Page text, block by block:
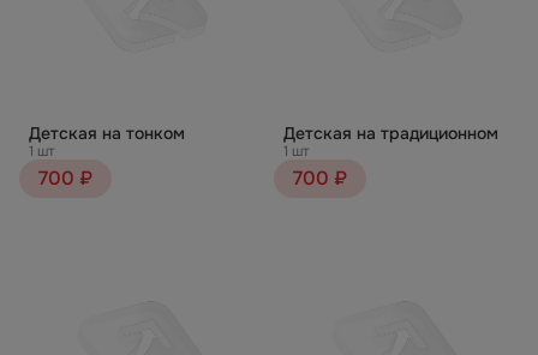
Детская на тонком
1 шт
700 ₽
Детская на традиционном
1 шт
700 ₽